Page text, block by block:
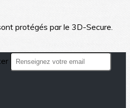
protégés par le 3D-Secure.